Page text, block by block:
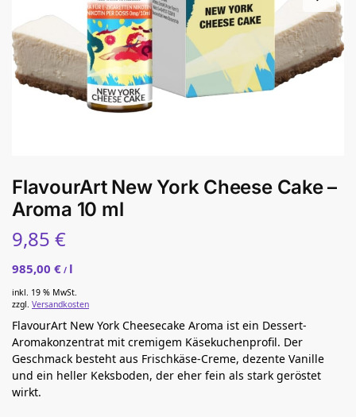
FlavourArt New York Cheese Cake –
Aroma 10 ml
9,85 €
985,00 € / l
inkl. 19 % MwSt.
zzgl. Versandkosten
FlavourArt New York Cheesecake Aroma ist ein Dessert-
Aromakonzentrat mit cremigem Käsekuchenprofil. Der
Geschmack besteht aus Frischkäse-Creme, dezente Vanille
und ein heller Keksboden, der eher fein als stark geröstet
wirkt.